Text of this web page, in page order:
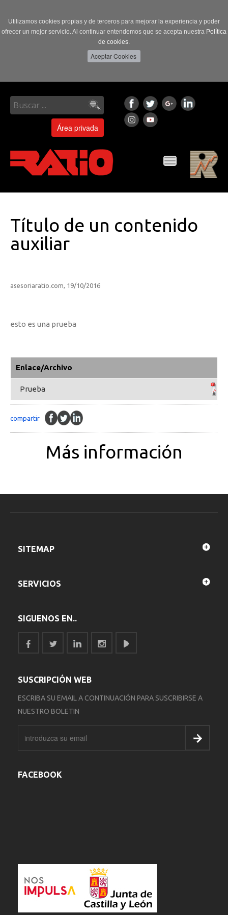
Utilizamos cookies propias y de terceros para mejorar la experiencia y poder
ofrecer un mejor servicio. Al continuar entendemos que se acepta nuestra Política
de cookies.
Área privada
Toggle
navigation
Título de un contenido
auxiliar
asesoriaratio.com, 19/10/2016
esto es una prueba
Enlace/Archivo
Prueba
compartir
Más información
SITEMAP
SERVICIOS
SIGUENOS EN..
SUSCRIPCIÓN WEB
ESCRIBA SU EMAIL A CONTINUACIÓN PARA SUSCRIBIRSE A
NUESTRO BOLETIN
FACEBOOK